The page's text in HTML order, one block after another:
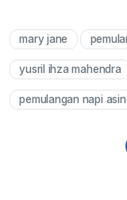
mary jane
yusril ihza mahendra
pemulangan napi